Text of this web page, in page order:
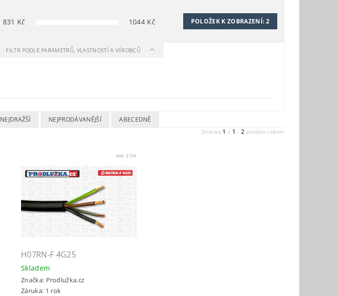
831 Kč 1044 Kč POLOŽEK K ZOBRAZENÍ: 2
FILTR PODLE PARAMETRŮ, VLASTNOSTÍ A VÝROBCŮ
NEJDRAŽŠÍ NEJPRODÁVANĚJŠÍ ABECEDNĚ
Stránka 1 z 1 -2 položek celkem
Kód:2739
H07RN-F 4G25
Skladem
Značka: Prodlužka.cz
Záruka: 1 rok